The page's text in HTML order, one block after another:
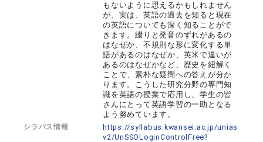
もないように思えるかもしれません
が、実は、英語の過去を知ると現在
の英語についても深く知ることがで
きます。綴りと発音のずれがあるの
はなぜか、不規則な形に変化する単
語があるのはなぜか、英米で違いが
あるのはなぜかなど、歴史を紐解く
ことで、素朴な疑問への答えが分か
ります。こうした研究分野の専門知
識を英語の授業で応用し、学生の皆
さんにとって英語学習の一助となる
よう努めています。
シラバス情報
https://syllabus.kwansei.ac.jp/unias
v2/UnSSOLoginControlFree?